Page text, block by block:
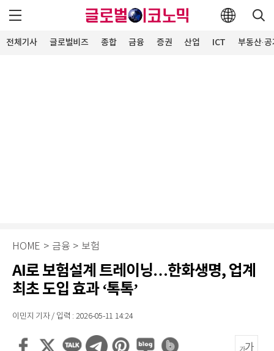
전체기사 글로벌비즈 종합 금융 증권 산업 ICT 부동산·
HOME > 금융 > 보험
AI로 보험설계 트레이닝…한화생명, 업계
최초 도입 효과 ‘톡톡’
이민지 기자 / 입력 : 2026-05-11 14:24